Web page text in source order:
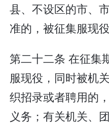
县、不设区的市、
准的，被征集服现役
第二十二条 在征集
服现役，同时被机
织招录或者聘用的
义务；有关机关、